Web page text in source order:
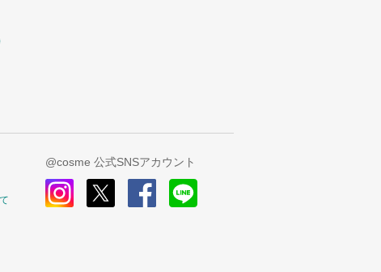
@cosme 公式SNSアカウント